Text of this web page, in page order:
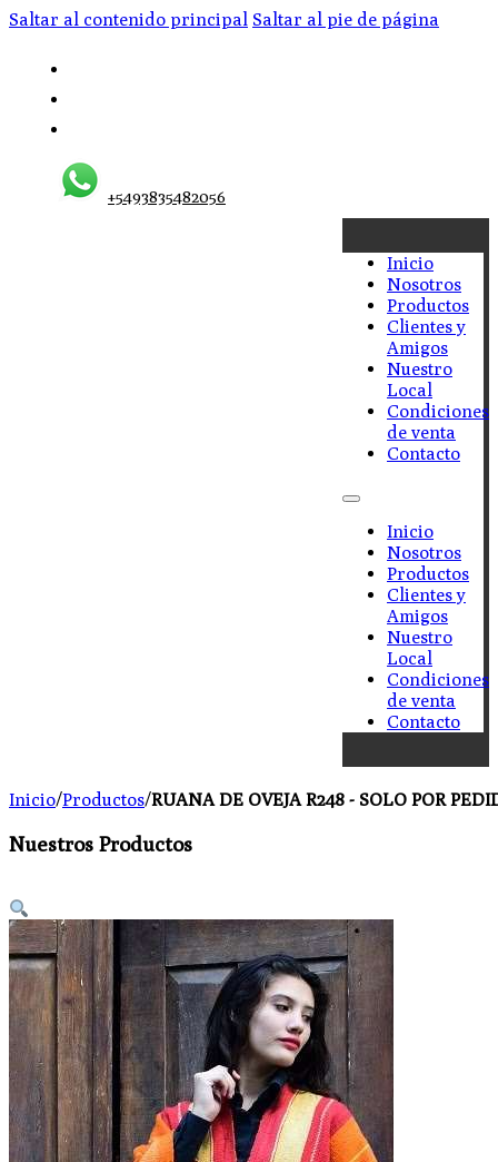
Saltar al contenido principal Saltar al pie de página
+5493835482056
Inicio
Nosotros
Productos
Clientes y
Amigos
Nuestro
Local
Condiciones
de venta
Contacto
Inicio
Nosotros
Productos
Clientes y
Amigos
Nuestro
Local
Condiciones
de venta
Contacto
Inicio/Productos/RUANA DE OVEJA R248 - SOLO POR
Nuestros Productos